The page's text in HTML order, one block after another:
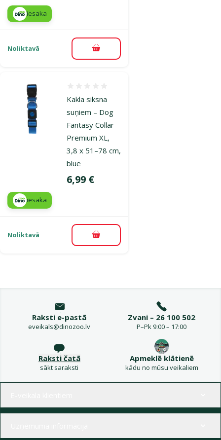
iesaka
Noliktavā Pievienot grozam
Kakla siksna
suņiem – Dog
Fantasy Collar
Premium XL,
3,8 x 51–78 cm,
blue
Cena
6,99 €
iesaka
Noliktavā Pievienot grozam
Raksti e-pastā
eveikals@dinozoo.lv
Zvani – 26 100 502
P–Pk 9:00 – 17:00
Raksti čatā
sākt saraksti
Apmeklē klātienē
kādu no mūsu veikaliem